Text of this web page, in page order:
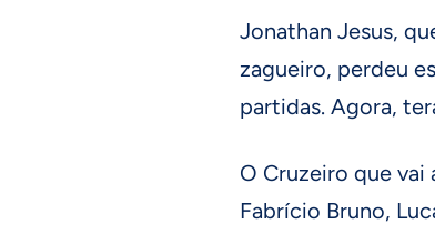
Jonathan Jesus,
zagueiro, perdeu
partidas. Agora,
O Cruzeiro que vai
Fabrício Bruno,